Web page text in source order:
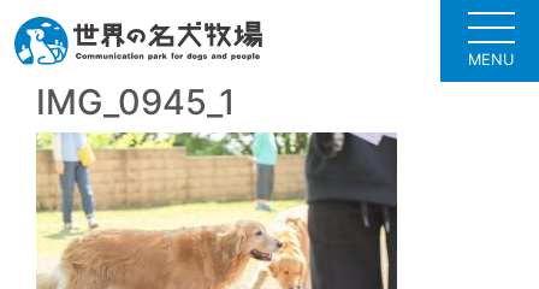
MENU
IMG_0945_1